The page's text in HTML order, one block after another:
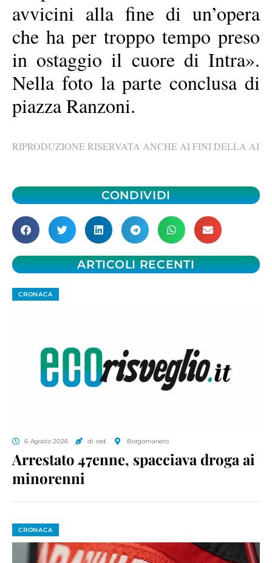
avvicini alla fine di un’opera
che ha per troppo tempo preso
in ostaggio il cuore di Intra».
Nella foto la parte conclusa di
piazza Ranzoni.
RIPRODUZIONE RISERVATA ANCHE AI FINI DELLA AI
CONDIVIDI
ARTICOLI RECENTI
CRONACA
6 Agosto 2026 di red. Borgomanero
Arrestato 47enne, spacciava droga ai
minorenni
CRONACA